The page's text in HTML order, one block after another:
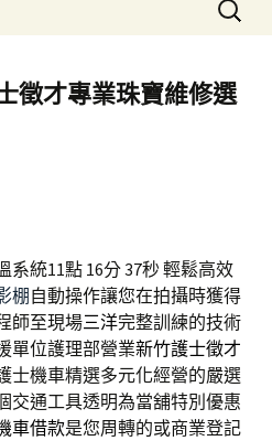
尋
鍵
字:
徵才專業珠寶維修選
統11點 16分 37秒輕鬆高效
棚自動操作讓您在拍攝時獲得
師至現場三洋完整訓練的技術
單位護理部營業新竹護士徵才
士機車精選多元化經營的嚴選
交通工具透明為當舖特別優惠
車借款是您周轉的或商業登記